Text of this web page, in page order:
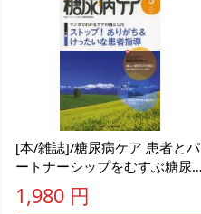
[本/雑誌]/糖尿病ケア 患者とパ
ートナーシップをむすぶ糖尿
病療養援助 Vol.11No.5(2014-
5)/メディカ出版
1,980 円